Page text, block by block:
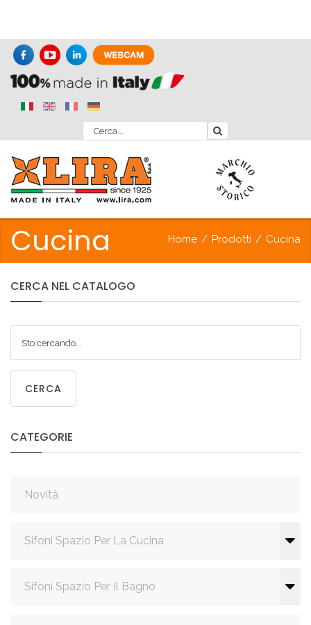
Cucina Home / Prodotti / Cucina
CERCA NEL CATALOGO
CERCA
CATEGORIE
Novità
Sifoni Spazio Per La Cucina
Sifoni Spazio Per Il Bagno